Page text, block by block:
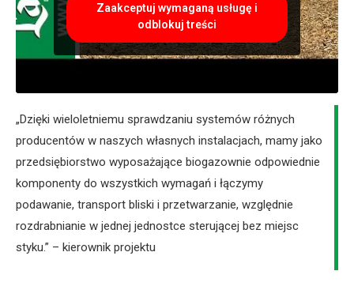
Zaakceptuj wymaganą usługę i
odblokuj treści
„Dzięki wieloletniemu sprawdzaniu systemów różnych
producentów w naszych własnych instalacjach, mamy jako
przedsiębiorstwo wyposażające biogazownie odpowiednie
komponenty do wszystkich wymagań i łączymy
podawanie, transport bliski i przetwarzanie, względnie
rozdrabnianie w jednej jednostce sterującej bez miejsc
styku.” – kierownik projektu